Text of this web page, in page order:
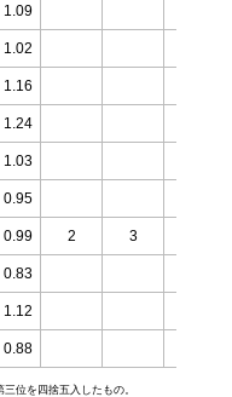
1.09
1.02
1.16
1.24
1.03
0.95
0.99 2 3
0.83
1.12
0.88
位を四捨五入したもの。